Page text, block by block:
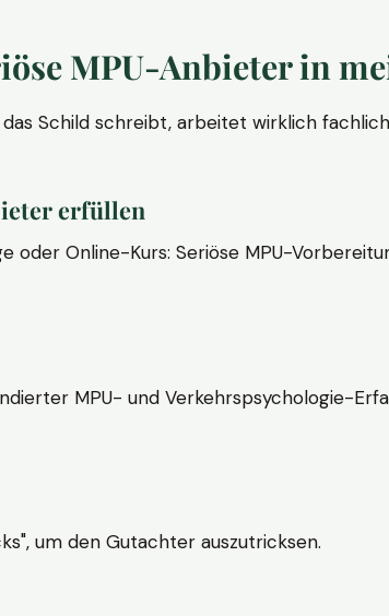
MPU-Anbieter in
Schild schreibt, arbeitet wirklich
erfüllen
oder Online-Kurs: Seriöse MPU-
MPU- und Verkehrspsychologie-
um den Gutachter auszutricksen.